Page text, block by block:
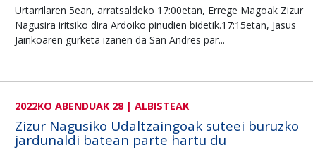
Urtarrilaren 5ean, arratsaldeko 17:00etan, Errege Magoak Zizur
Nagusira iritsiko dira Ardoiko pinudien bidetik.17:15etan, Jasus
Jainkoaren gurketa izanen da San Andres par...
2022KO ABENDUAK 28 | ALBISTEAK
Zizur Nagusiko Udaltzaingoak suteei buruzko
jardunaldi batean parte hartu du